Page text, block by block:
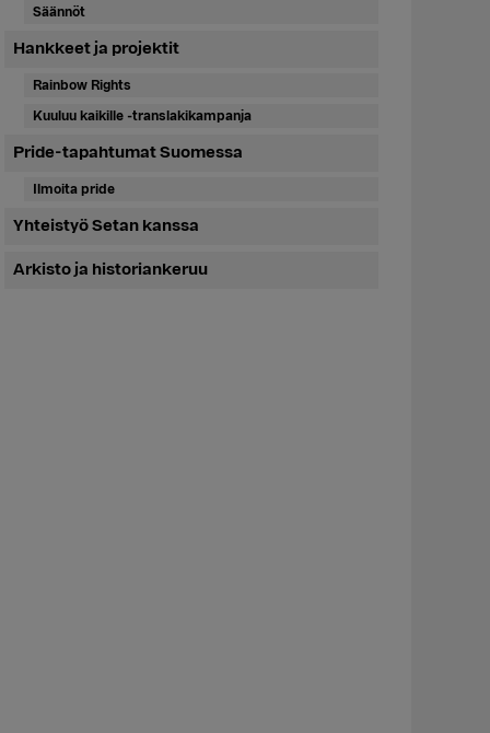
Säännöt
Hankkeet ja projektit
Rainbow Rights
Kuuluu kaikille -translakikampanja
Pride-tapahtumat Suomessa
Ilmoita pride
Yhteistyö Setan kanssa
Arkisto ja historiankeruu